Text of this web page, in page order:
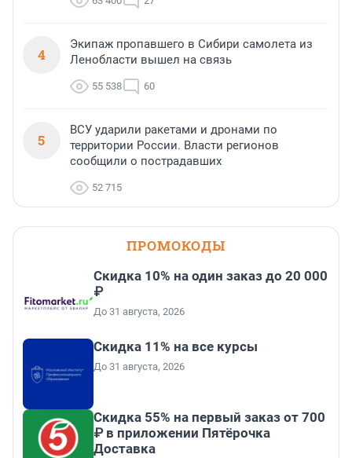
4
Экипаж пропавшего в Сибири самолета из
Ленобласти вышел на связь
55 538 60
5
ВСУ ударили ракетами и дронами по
территории России. Власти регионов
сообщили о пострадавших
52 715
ПРОМОКОДЫ
Скидка 10% на один заказ до 20 000
₽
До 31 августа, 2026
Скидка 11% на все курсы
До 31 августа, 2026
Скидка 55% на первый заказ от 700
₽ в приложении Пятёрочка
Доставка